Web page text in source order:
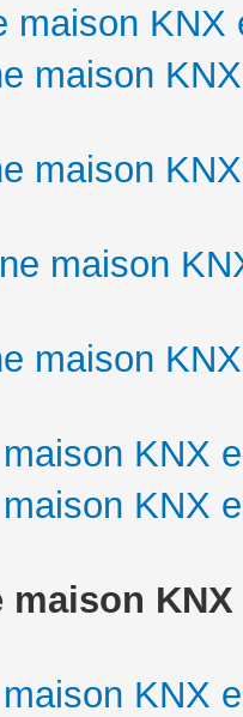
maison KNX
maison
maison
maison
maison
KNX
KNX
maison
KNX